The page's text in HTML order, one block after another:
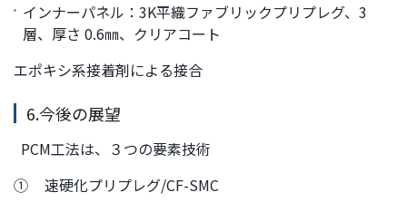
インナーパネル：3K平織ファブリックプリプレグ、3
層、厚さ 0.6㎜、クリアコート
エポキシ系接着剤による接合
6.今後の展望
PCM工法は、３つの要素技術
①
速硬化プリプレグ/CF-SMC